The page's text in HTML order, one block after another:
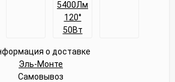
о доставке
Эль-Монте
Самовывоз